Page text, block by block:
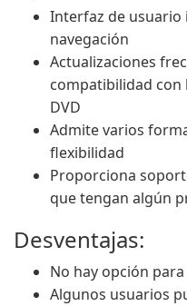
Interfaz de
navegación
Actualizaciones
compatibilidad con
DVD
Admite varios
flexibilidad
Proporciona
que tengan algún
Desventajas:
No hay opción
Algunos usuarios